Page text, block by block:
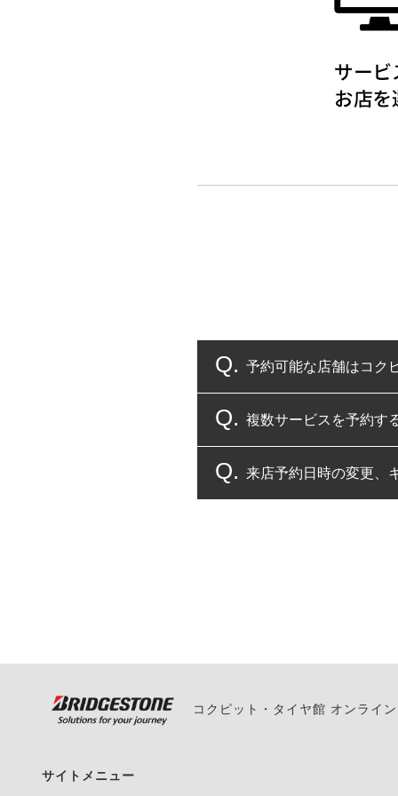
予約可能な店舗はコク
コクピット・タイヤ館
複数サービスを予約す
複数サービスのご予約
来店予約日時の変更、
また、やむを得ない
コクピット・タイヤ館 オンライ
サイトメニュー